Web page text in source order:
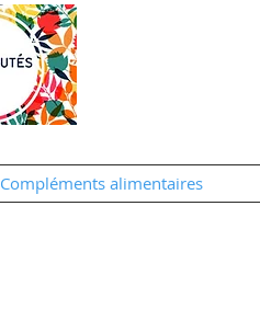
Compléments alimentaires